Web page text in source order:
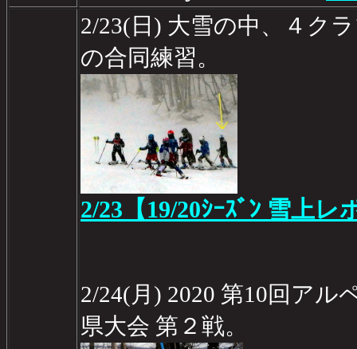
2/23(日) 大雪の中、４ク
の合同練習。
2/23【19/20ｼｰｽﾞﾝ 雪上レ
2/24(月) 2020 第10回アル
県大会 第２戦。